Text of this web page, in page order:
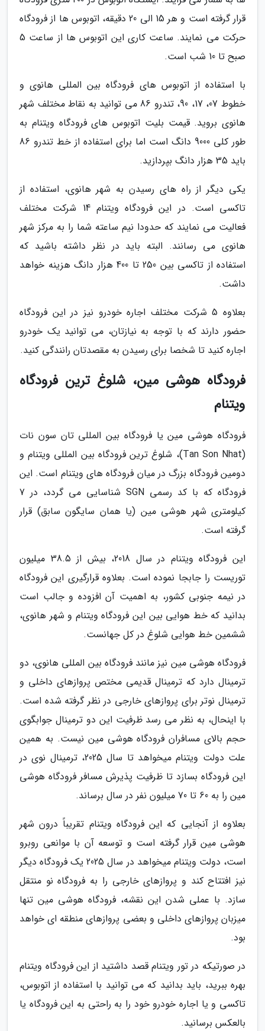
قرار گرفته است و هر 15 الی 20 دقیقه، اتوبوس ها از فرودگاه
حرکت می نمایند. ساعت کاری این اتوبوس ها از ساعت 5
صبح تا 10 شب است.
با استفاده از اتوبوس های فرودگاه بین المللی هانوی و
خطوط 07، 17، 90، تندرو 86 می توانید به نقاط مختلف شهر
هانوی بروید. قیمت بلیت اتوبوس های فرودگاه ویتنام به
طور کلی 9000 دانگ است اما برای استفاده از خط تندرو 86
باید 35 هزار دانگ بپردازید.
یکی دیگر از راه های رسیدن به شهر هانوی، استفاده از
تاکسی است. در این فرودگاه ویتنام 14 شرکت مختلف
فعالیت می نمایند که حدودا نیم ساعته شما را به مرکز شهر
هانوی می رسانند. البته باید در نظر داشته باشید که
استفاده از تاکسی بین 250 تا 400 هزار دانگ هزینه خواهد
داشت.
بعلاوه 5 شرکت مختلف اجاره خودرو نیز در این فرودگاه
حضور دارند که با توجه به نیازتان، می توانید یک خودرو
اجاره کنید تا شخصا برای رسیدن به مقصدتان رانندگی کنید.
فرودگاه هوشی مین، شلوغ ترین فرودگاه
ویتنام
فرودگاه هوشی مین یا فرودگاه بین المللی تان سون نات
(Tan Son Nhat)، شلوغ ترین فرودگاه بین المللی ویتنام و
دومین فرودگاه بزرگ در میان فرودگاه های ویتنام است. این
فرودگاه که با کد رسمی SGN شناسایی می گردد، در 7
کیلومتری شهر هوشی مین (یا همان سایگون سابق) قرار
گرفته است.
این فرودگاه ویتنام در سال 2018، بیش از 38.5 میلیون
توریست را جابجا نموده است. بعلاوه قرارگیری این فرودگاه
در نیمه جنوبی کشور، به اهمیت آن افزوده و جالب است
بدانید که خط هوایی بین این فرودگاه ویتنام و شهر هانوی،
ششمین خط هوایی شلوغ در کل جهانست.
فرودگاه هوشی مین نیز مانند فرودگاه بین المللی هانوی، دو
ترمینال دارد که ترمینال قدیمی مختص پروازهای داخلی و
ترمینال نوتر برای پروازهای خارجی در نظر گرفته شده است.
با اینحال، به نظر می رسد ظرفیت این دو ترمینال جوابگوی
حجم بالای مسافران فرودگاه هوشی مین نیست. به همین
علت دولت ویتنام میخواهد تا سال 2025، ترمینال نوی در
این فرودگاه بسازد تا ظرفیت پذیرش مسافر فرودگاه هوشی
مین را به 60 تا 70 میلیون نفر در سال برساند.
بعلاوه از آنجایی که این فرودگاه ویتنام تقریباً درون شهر
هوشی مین قرار گرفته است و توسعه آن با موانعی روبرو
است، دولت ویتنام میخواهد در سال 2025 یک فرودگاه دیگر
نیز افتتاح کند و پروازهای خارجی را به فرودگاه نو منتقل
سازد. با عملی شدن این نقشه، فرودگاه هوشی مین تنها
میزبان پروازهای داخلی و بعضی پروازهای منطقه ای خواهد
بود.
در صورتیکه در تور ویتنام قصد داشتید از این فرودگاه ویتنام
بهره ببرید، باید بدانید که می توانید با استفاده از اتوبوس،
تاکسی و یا اجاره خودرو خود را به راحتی به این فرودگاه یا
بالعکس برسانید.